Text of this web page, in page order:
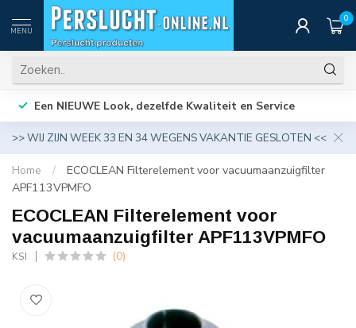
MENU
0
Een NIEUWE Look, dezelfde Kwaliteit en Service
>> WIJ ZIJN WEEK 33 EN 34 WEGENS VAKANTIE GESLOTEN <<
Home /
ECOCLEAN Filterelement voor vacuumaanzuigfilter
APF113VPMFO
ECOCLEAN Filterelement voor
vacuumaanzuigfilter APF113VPMFO
KSI (0)